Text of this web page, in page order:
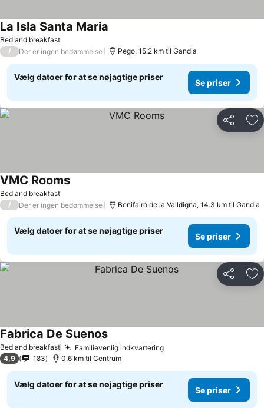
Bed and breakfast
La Isla Santa Maria
/ Der er ingen bedømmelse Pego, 15.2 km til Gandia
Vælg datoer for at se nøjagtige priser
Se priser
Del
Bed and breakfast
VMC Rooms
/ Der er ingen bedømmelse Benifairó de la Valldigna, 14.3 km til Gandia
Vælg datoer for at se nøjagtige priser
Se priser
Del
Bed and breakfast Familievenlig indkvartering
Fabrica De Suenos
4,9 183 0.6 km til Centrum
Vælg datoer for at se nøjagtige priser
Se priser